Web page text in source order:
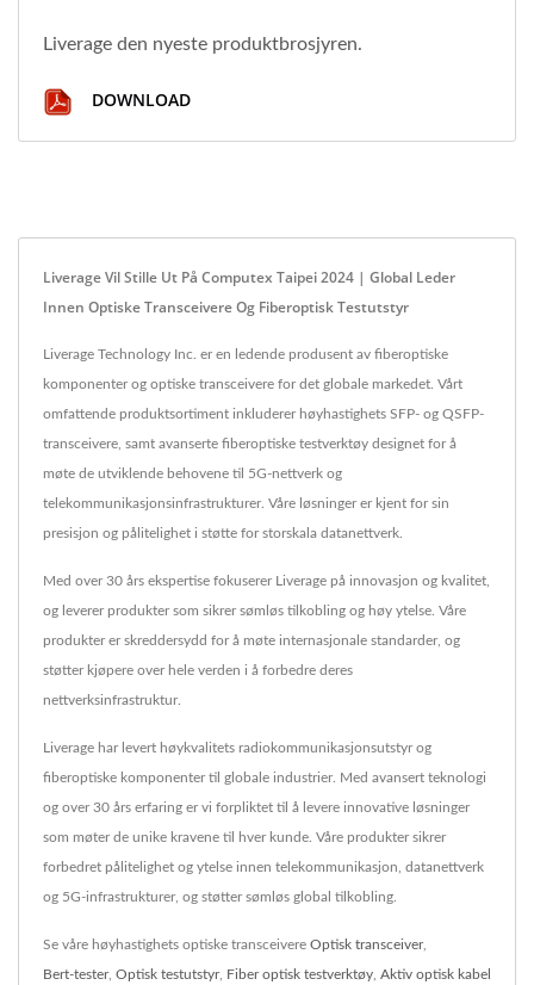
Liverage den nyeste produktbrosjyren.
DOWNLOAD
Liverage Vil Stille Ut På Computex Taipei 2024 | Global Leder
Innen Optiske Transceivere Og Fiberoptisk Testutstyr
Liverage Technology Inc. er en ledende produsent av fiberoptiske
komponenter og optiske transceivere for det globale markedet. Vårt
omfattende produktsortiment inkluderer høyhastighets SFP- og QSFP-
transceivere, samt avanserte fiberoptiske testverktøy designet for å
møte de utviklende behovene til 5G-nettverk og
telekommunikasjonsinfrastrukturer. Våre løsninger er kjent for sin
presisjon og pålitelighet i støtte for storskala datanettverk.
Med over 30 års ekspertise fokuserer Liverage på innovasjon og kvalitet,
og leverer produkter som sikrer sømløs tilkobling og høy ytelse. Våre
produkter er skreddersydd for å møte internasjonale standarder, og
støtter kjøpere over hele verden i å forbedre deres
nettverksinfrastruktur.
Liverage har levert høykvalitets radiokommunikasjonsutstyr og
fiberoptiske komponenter til globale industrier. Med avansert teknologi
og over 30 års erfaring er vi forpliktet til å levere innovative løsninger
som møter de unike kravene til hver kunde. Våre produkter sikrer
forbedret pålitelighet og ytelse innen telekommunikasjon, datanettverk
og 5G-infrastrukturer, og støtter sømløs global tilkobling.
Se våre høyhastighets optiske transceivere Optisk transceiver,
Bert-tester, Optisk testutstyr, Fiber optisk testverktøy Aktiv optisk kabel